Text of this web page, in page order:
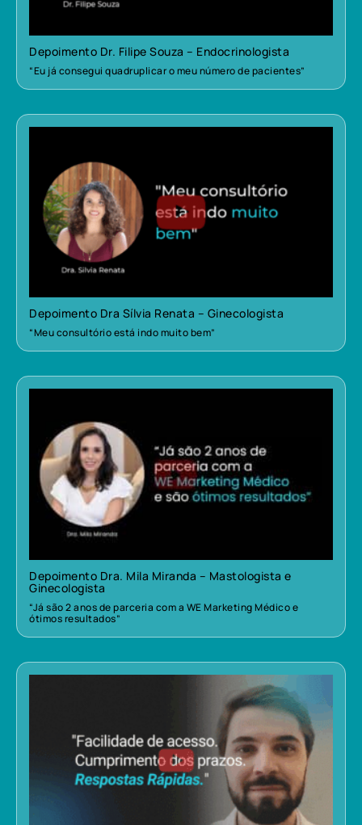
Depoimento Dr. Filipe Souza – Endocrinologista
“Eu já consegui quadruplicar o meu número de pacientes”
Depoimento Dra Sílvia Renata – Ginecologista
“Meu consultório está indo muito bem”
Depoimento Dra. Mila Miranda – Mastologista e
Ginecologista
“Já são 2 anos de parceria com a WE Marketing Médico e
ótimos resultados”